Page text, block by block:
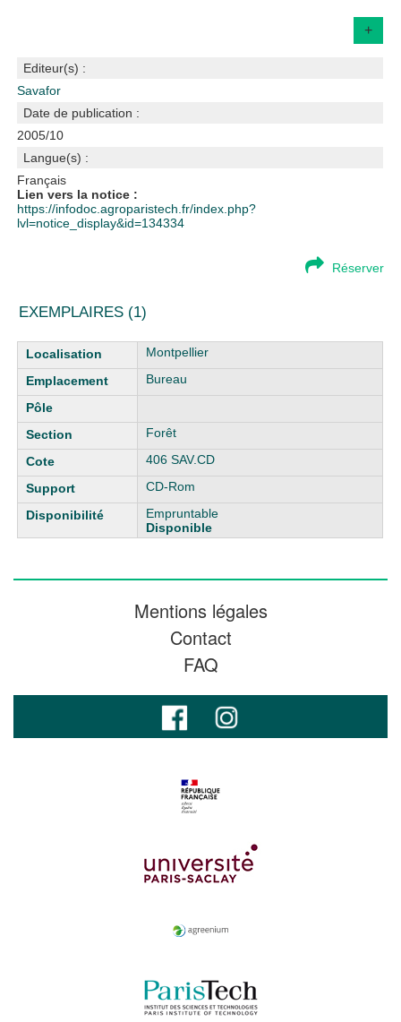
+
Editeur(s) :
Savafor
Date de publication :
2005/10
Langue(s) :
Français
Lien vers la notice :
https://infodoc.agroparistech.fr/index.php?
lvl=notice_display&id=134334
Réserver
EXEMPLAIRES (1)
Liste des exemplaires
Montpellier
Bureau
Forêt
406 SAV.CD
CD-Rom
Empruntable
Disponible
Mentions légales
Contact
FAQ